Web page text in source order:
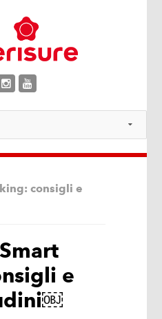
consigli e
e